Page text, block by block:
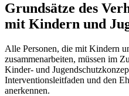
Grundsätze des
mit Kindern und
Alle Personen, die mit Kindern
zusammenarbeiten, müssen im
Kinder- und
Interventionsleitfaden und den
anerkennen.